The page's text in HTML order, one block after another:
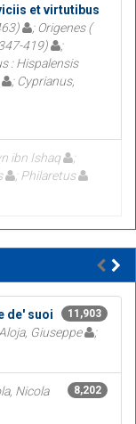
et virtutibus
; Origenes (
419)
;
: Hispalensis
; Cyprianus,
ibn Ishaq
; Philaretus
11,903
de' suoi
Giuseppe
;
8,202
Nicola